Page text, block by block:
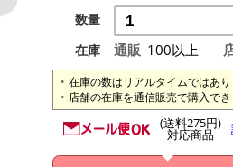
数量
在庫
通販 100以上
在庫の数はリアルタイムではあり
店舗の在庫を通信販売で購入でき
(送料275円)
対応商品